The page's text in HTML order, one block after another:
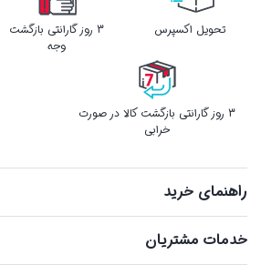
تحویل اکسپرس
3 روز گارانتی بازگشت
وجه
3 روز گارانتی بازگشت کالا در صورت
خرابی
راهنمای خرید
خدمات مشتریان